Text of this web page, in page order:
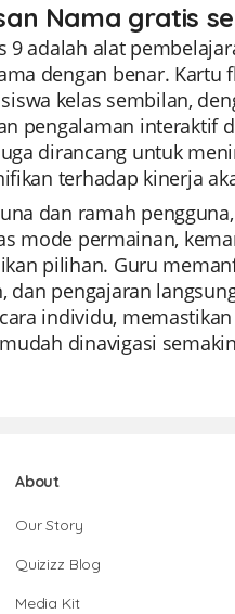
Nama gratis
9 adalah alat
dengan benar.
kelas sembilan,
pengalaman interaktif
dirancang untuk
terhadap kinerja
dan ramah
mode permainan,
pilihan. Guru
dan pengajaran
individu,
dinavigasi
About
Our Story
Quizizz Blog
Media Kit